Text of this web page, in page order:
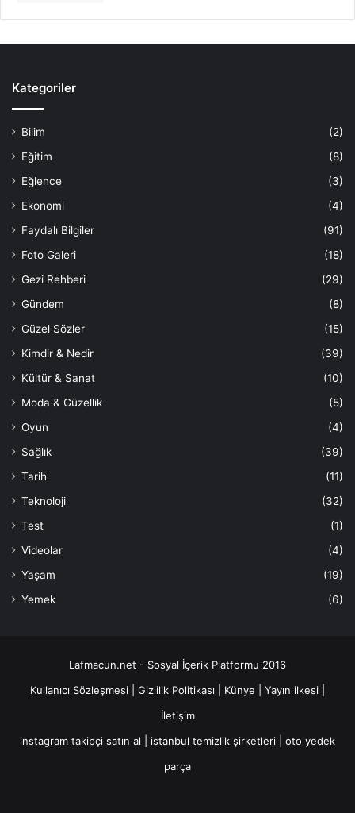
Kategoriler
Bilim
(2)
Eğitim
(8)
Eğlence
(3)
Ekonomi
(4)
Faydalı Bilgiler
(91)
Foto Galeri
(18)
Gezi Rehberi
(29)
Gündem
(8)
Güzel Sözler
(15)
Kimdir & Nedir
(39)
Kültür & Sanat
(10)
Moda & Güzellik
(5)
Oyun
(4)
Sağlık
(39)
Tarih
(11)
Teknoloji
(32)
Test
(1)
Videolar
(4)
Yaşam
(19)
Yemek
(6)
Lafmacun.net - Sosyal İçerik Platformu 2016
Kullanıcı Sözleşmesi
Gizlilik Politikası Künye Yayın ilkesi
İletişim
instagram takipçi satın al
istanbul temizlik şirketleri
oto yedek
parça